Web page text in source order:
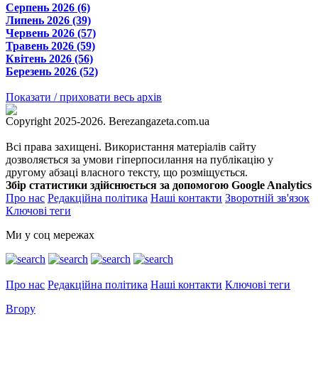
Серпень 2026 (6)
Липень 2026 (39)
Червень 2026 (57)
Травень 2026 (59)
Квітень 2026 (56)
Березень 2026 (52)
Показати / приховати весь архів
Copyright 2025-2026. Berezangazeta.com.ua
Всі права захищені. Використання матеріалів сайту
дозволяється за умови гіперпосилання на публікацію у
другому абзаці власного тексту, що розміщується.
Збір статистики здійснюється за допомогою Google Analytics
Про нас Редакційна політика Наші контакти Зворотній зв'язок
Ключові теги
Ми у соц мережах
Про нас Редакційна політика Наші контакти Ключові теги
Вгору